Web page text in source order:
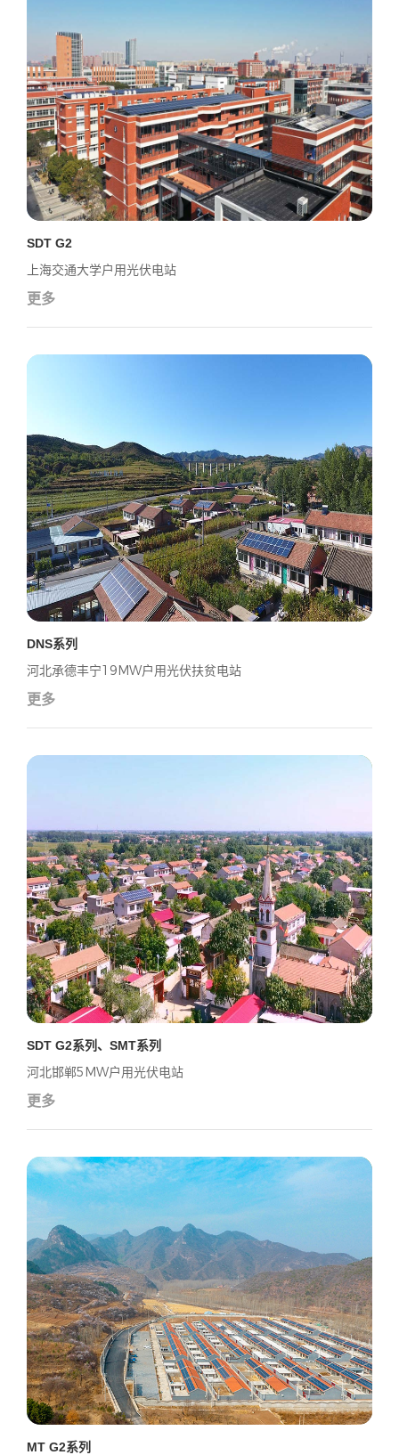
SDT G2
上海交通大学户用光伏电站
更多
DNS系列
河北承德丰宁19MW户用光伏扶贫电站
更多
SDT G2系列、SMT系列
河北邯郸5MW户用光伏电站
更多
MT G2系列